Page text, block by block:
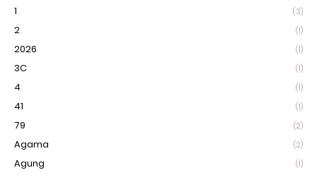
1 (3)
2 (1)
2026 (1)
3C (1)
4 (1)
41 (1)
79 (2)
Agama (2)
Agung (1)